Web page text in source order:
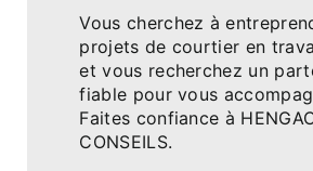
Vous cherchez à
projets de courtier en
et vous recherchez un
fiable pour vous
Faites confiance à
CONSEILS.